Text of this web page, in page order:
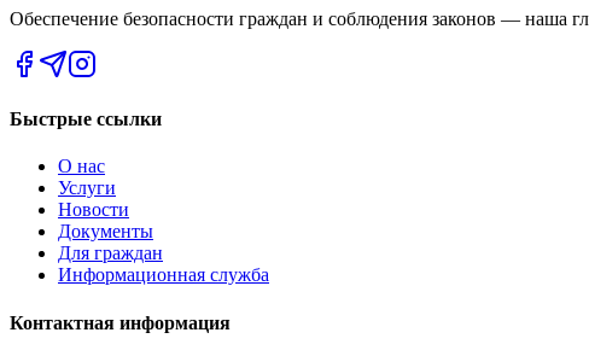
Обеспечение безопасности граждан и соблюдения законов — наша
Быстрые ссылки
О нас
Услуги
Новости
Документы
Для граждан
Информационная служба
Контактная информация